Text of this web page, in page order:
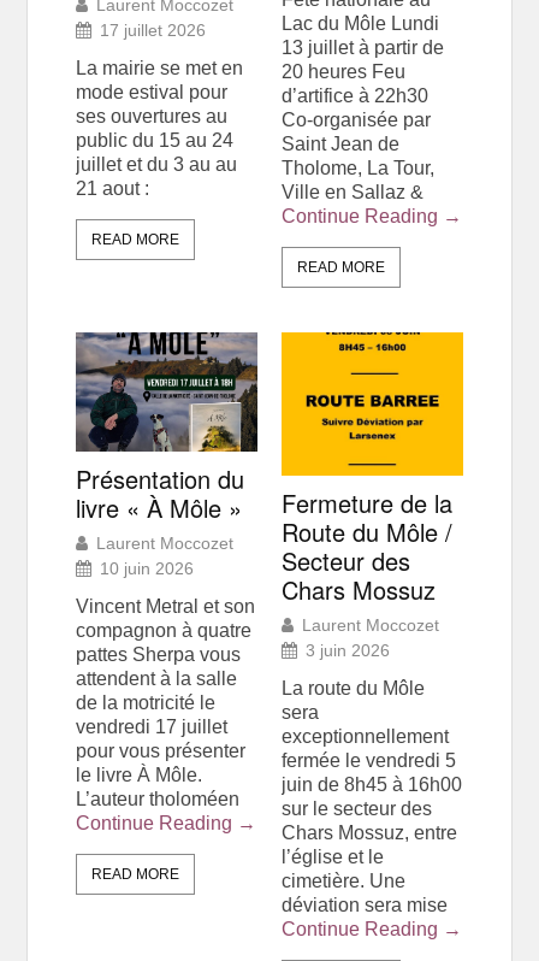
Laurent Moccozet
17 juillet 2026
La mairie se met en
mode estival pour
ses ouvertures au
public du 15 au 24
juillet et du 3 au au
21 aout :
READ MORE
Lac du Môle Lundi
13 juillet à partir de
20 heures Feu
d’artifice à 22h30
Co-organisée par
Saint Jean de
Tholome, La Tour,
Ville en Sallaz &
Continue Reading →
READ MORE
Présentation du
livre « À Môle »
Laurent Moccozet
10 juin 2026
Vincent Metral et son
compagnon à quatre
pattes Sherpa vous
attendent à la salle
de la motricité le
vendredi 17 juillet
pour vous présenter
le livre À Môle.
L’auteur tholoméen
Continue Reading →
READ MORE
Fermeture de la
Route du Môle /
Secteur des
Chars Mossuz
Laurent Moccozet
3 juin 2026
La route du Môle
sera
exceptionnellement
fermée le vendredi 5
juin de 8h45 à 16h00
sur le secteur des
Chars Mossuz, entre
l’église et le
cimetière. Une
déviation sera mise
Continue Reading →